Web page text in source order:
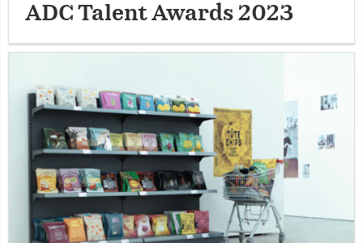
ADC Talent Awards 2023